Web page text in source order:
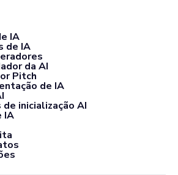
IA
de IA
da AI
Pitch
de IA
inicialização AI
IA